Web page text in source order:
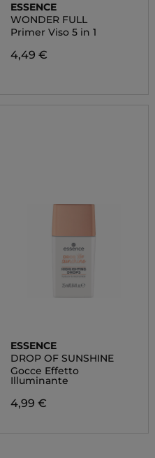
ESSENCE
WONDER FULL
Primer Viso 5 in 1
4,49 €
ESSENCE
DROP OF SUNSHINE
Gocce Effetto
Illuminante
4,99 €